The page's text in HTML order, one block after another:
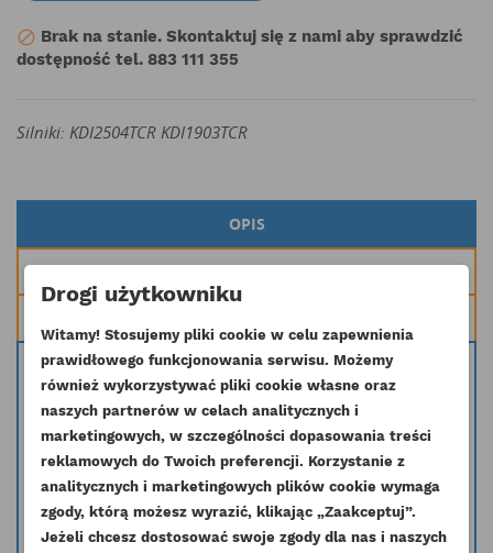
 Brak na stanie. Skontaktuj się z nami aby sprawdzić
dostępność tel. 883 111 355
Silniki: KDI2504TCR KDI1903TCR
OPIS
TRUSTED SHOPS REVIEWS
Oryginalny wtryskiwacz paliwa stosowany w silnikach Kohler
KDI2504TCR KDI1903TCR
Inny symbol: 5010168
Masz wątpliwość czy dana część pasuje do Twojego silnika skontaktuj się
z nami i podaj nr seryjny silnika a my pomożemy dobrać odpowiednią
część.
info@esilniki24.pl
Drogi użytkowniku
Witamy! Stosujemy pliki cookie w celu zapewnienia
prawidłowego funkcjonowania serwisu. Możemy
również wykorzystywać pliki cookie własne oraz
naszych partnerów w celach analitycznych i
marketingowych, w szczególności dopasowania treści
reklamowych do Twoich preferencji. Korzystanie z
analitycznych i marketingowych plików cookie wymaga
zgody, którą możesz wyrazić, klikając „Zaakceptuj”.
Jeżeli chcesz dostosować swoje zgody dla nas i naszych